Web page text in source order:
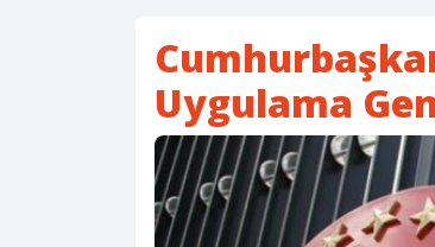
Uygulama